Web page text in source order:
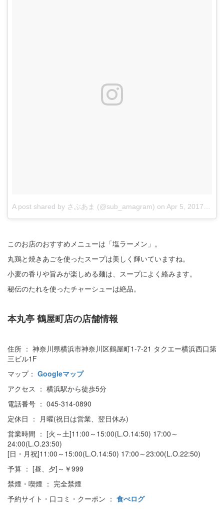
A post shared by さぶあま (@sub_amagram) on Apr 5, 2017 at 4:53am PDT
このお店のおすすめメニューは「塩ラーメン」。
丸鶏と焼きあごを使ったスープは美しく輝いていますね。
小麦の香りや旨みが楽しめる麺は、スープによく絡みます。
秘伝のたれを使ったチャーシューは絶品。
本丸亭 鶴屋町店の店舗情報
住所 ： 神奈川県横浜市神奈川区鶴屋町1-7-21 タクエー横浜西口第
三ビル1F
マップ： Googleマップ
アクセス ： 横浜駅から徒歩5分
電話番号 ： 045-314-0890
定休日 ： 月曜(祝日は営業、翌日休み)
営業時間 ： [火～土]11:00～15:00(L.O.14:50) 17:00～
24:00(L.O.23:50)
[日・月祝]11:00～15:00(L.O.14:50) 17:00～23:00(L.O.22:50)
予算 ： [昼、夕]～￥999
禁煙・喫煙 ： 完全禁煙
予約サイト・口コミ・クーポン ： 食べログ